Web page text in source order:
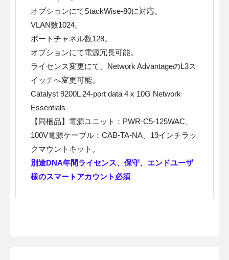
オプションにてStackWise-80に対応。
VLAN数1024。
ポートチャネル数128。
オプションにて電源冗長可能。
ライセンス変更にて、Network AdvantageのL3ス
イッチへ変更可能。
Catalyst 9200L 24-port data 4 x 10G Network
Essentials
【同梱品】電源ユニット：PWR-C5-125WAC、
100V電源ケーブル：CAB-TA-NA、19インチラッ
クマウントキット。
別途DNA年間ライセンス、保守、エンドユーザ
様のスマートアカウント必須